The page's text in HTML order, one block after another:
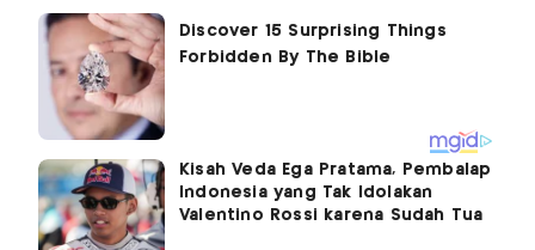
Kisah Veda Ega Pratama, Pembalap
Indonesia yang Tak Idolakan
Valentino Rossi karena Sudah Tua